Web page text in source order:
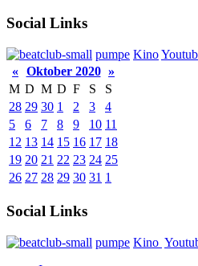
Social Links
pumpe Kino
« Oktober 2020 »
M D M D F S
S
28 29 30 1 2 3
4
5
6 7 8 9 10 11
12 13 14 15 16 17 18
19 20 21 22 23 24 25
26 27 28 29 30 31 1
Social Links
pumpe Kino